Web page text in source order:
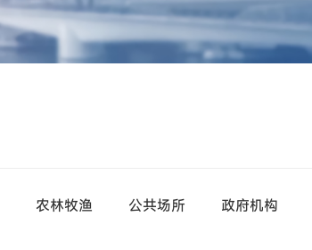
农林牧渔 公共场所
政府机构